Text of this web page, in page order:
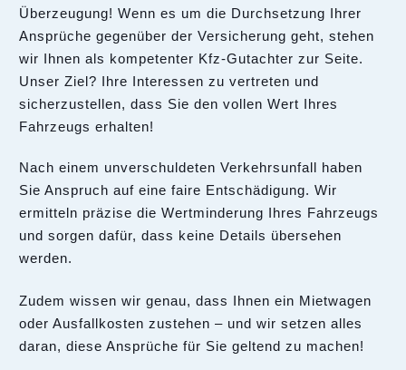
Überzeugung! Wenn es um die Durchsetzung Ihrer
Ansprüche gegenüber der Versicherung geht, stehen
wir Ihnen als kompetenter Kfz-Gutachter zur Seite.
Unser Ziel? Ihre Interessen zu vertreten und
sicherzustellen, dass Sie den vollen Wert Ihres
Fahrzeugs erhalten!
Nach einem unverschuldeten Verkehrsunfall haben
Sie Anspruch auf eine faire Entschädigung. Wir
ermitteln präzise die Wertminderung Ihres Fahrzeugs
und sorgen dafür, dass keine Details übersehen
werden.
Zudem wissen wir genau, dass Ihnen ein Mietwagen
oder Ausfallkosten zustehen – und wir setzen alles
daran, diese Ansprüche für Sie geltend zu machen!